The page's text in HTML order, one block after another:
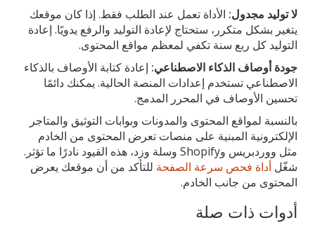
لا توليد مجدول: الأداة تعمل عند الطلب فقط. إذا كان موقعك
يتغير بشكل متكرر، ستحتاج لإعادة التوليد والرفع يدويًا. إعادة
التوليد كل ربع سنة تكفي لمعظم مواقع المحتوى.
جودة أوصاف الذكاء الاصطناعي: إعادة كتابة الأوصاف بالذكاء
الاصطناعي تستخدم إعدادات المنصة الحالية. يمكنك دائمًا
تحسين الأوصاف في المحرر المدمج.
بالنسبة لمواقع المحتوى والمدونات وبوابات التوثيق والمتاجر
الإلكترونية المبنية على منصات تعرض المحتوى من الخادم
مثل ووردبريس وShopify وسلة وزد، هذه القيود نادرًا ما تؤثر.
شغّل أداة فحص سرعة الصفحة للتأكد من أن موقعك يعرض
المحتوى من جانب الخادم.
أدوات ذات صلة